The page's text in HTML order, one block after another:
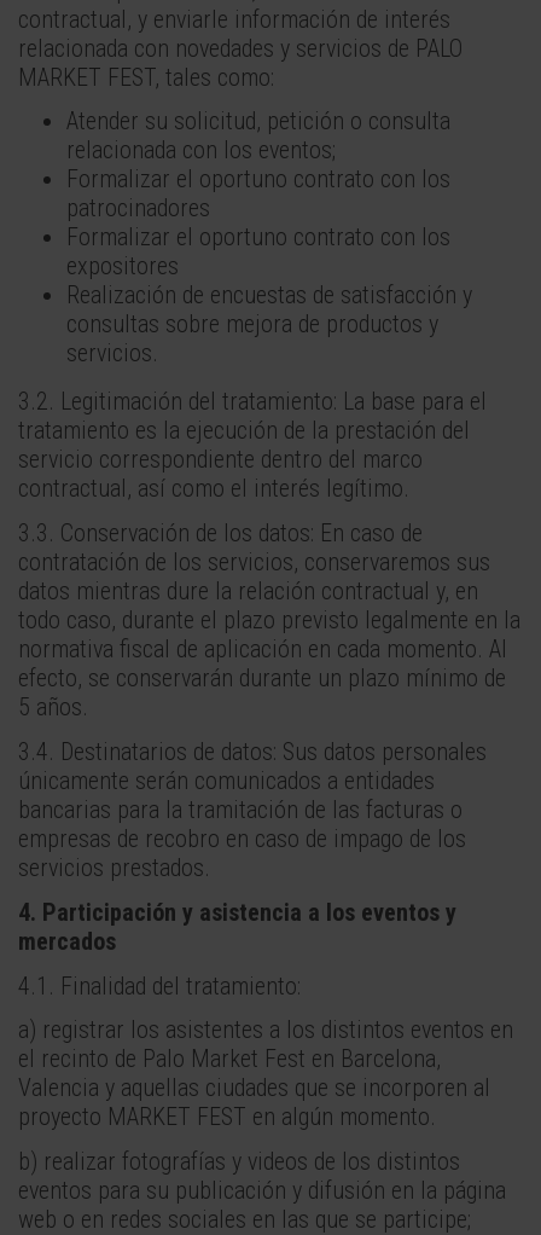
contractual, y enviarle información de interés
relacionada con novedades y servicios de PALO
MARKET FEST, tales como:
Atender su solicitud, petición o consulta
relacionada con los eventos;
Formalizar el oportuno contrato con los
patrocinadores
Formalizar el oportuno contrato con los
expositores
Realización de encuestas de satisfacción y
consultas sobre mejora de productos y
servicios.
3.2. Legitimación del tratamiento: La base para el
tratamiento es la ejecución de la prestación del
servicio correspondiente dentro del marco
contractual, así como el interés legítimo.
3.3. Conservación de los datos: En caso de
contratación de los servicios, conservaremos sus
datos mientras dure la relación contractual y, en
todo caso, durante el plazo previsto legalmente en la
normativa fiscal de aplicación en cada momento. Al
efecto, se conservarán durante un plazo mínimo de
5 años.
3.4. Destinatarios de datos: Sus datos personales
únicamente serán comunicados a entidades
bancarias para la tramitación de las facturas o
empresas de recobro en caso de impago de los
servicios prestados.
4. Participación y asistencia a los eventos y
mercados
4.1. Finalidad del tratamiento:
a) registrar los asistentes a los distintos eventos en
el recinto de Palo Market Fest en Barcelona,
Valencia y aquellas ciudades que se incorporen al
proyecto MARKET FEST en algún momento.
b) realizar fotografías y videos de los distintos
eventos para su publicación y difusión en la página
web o en redes sociales en las que se participe;